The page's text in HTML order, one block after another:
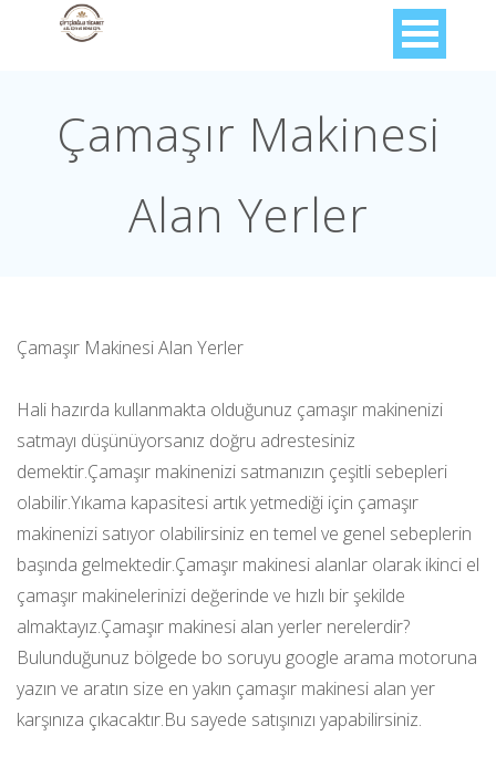
Çamaşır Makinesi
Alan Yerler
Çamaşır Makinesi Alan Yerler
Hali hazırda kullanmakta olduğunuz çamaşır makinenizi
satmayı düşünüyorsanız doğru adrestesiniz
demektir.Çamaşır makinenizi satmanızın çeşitli sebepleri
olabilir.Yıkama kapasitesi artık yetmediği için çamaşır
makinenizi satıyor olabilirsiniz en temel ve genel sebeplerin
başında gelmektedir.Çamaşır makinesi alanlar olarak ikinci el
çamaşır makinelerinizi değerinde ve hızlı bir şekilde
almaktayız.Çamaşır makinesi alan yerler nerelerdir?
Bulunduğunuz bölgede bo soruyu google arama motoruna
yazın ve aratın size en yakın çamaşır makinesi alan yer
karşınıza çıkacaktır.Bu sayede satışınızı yapabilirsiniz.